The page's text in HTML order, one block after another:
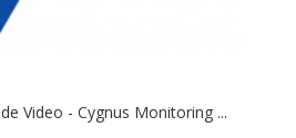
Video - Cygnus Monitoring ...